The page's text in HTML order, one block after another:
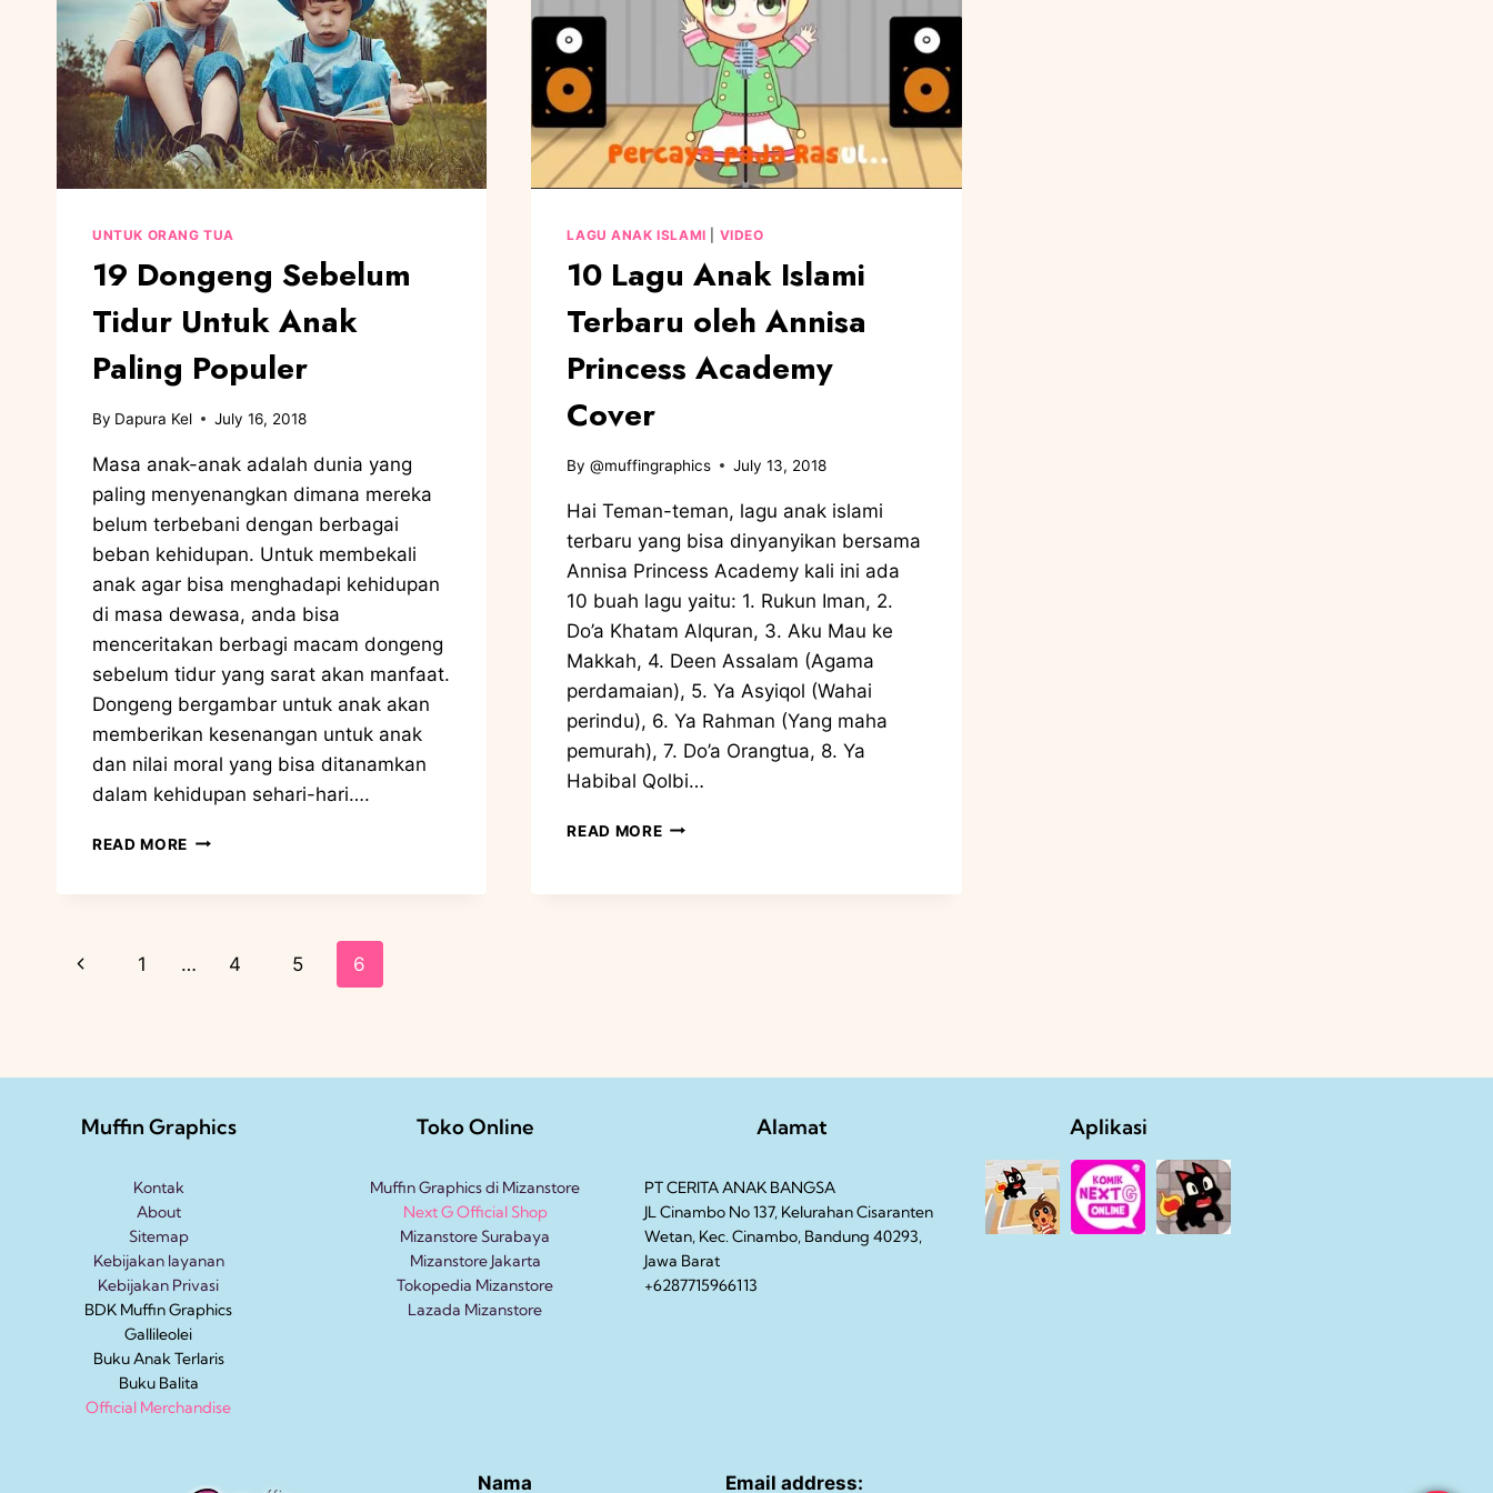
UNTUK ORANG TUA
19 Dongeng Sebelum
Tidur Untuk Anak
Paling Populer
By Dapura Kel July 16, 2018
Masa anak-anak adalah dunia yang
paling menyenangkan dimana mereka
belum terbebani dengan berbagai
beban kehidupan. Untuk membekali
anak agar bisa menghadapi kehidupan
di masa dewasa, anda bisa
menceritakan berbagi macam dongeng
sebelum tidur yang sarat akan manfaat.
Dongeng bergambar untuk anak akan
memberikan kesenangan untuk anak
dan nilai moral yang bisa ditanamkan
dalam kehidupan sehari-hari….
READ MORE
LAGU ANAK ISLAMI VIDEO
10 Lagu Anak Islami
Terbaru oleh Annisa
Princess Academy
Cover
By @muffingraphics July 13, 2018
Hai Teman-teman, lagu anak islami
terbaru yang bisa dinyanyikan bersama
Annisa Princess Academy kali ini ada
10 buah lagu yaitu: 1. Rukun Iman, 2.
Do’a Khatam Alquran, 3. Aku Mau ke
Makkah, 4. Deen Assalam (Agama
perdamaian), 5. Ya Asyiqol (Wahai
perindu), 6. Ya Rahman (Yang maha
pemurah), 7. Do’a Orangtua, 8. Ya
Habibal Qolbi…
READ MORE
1 … 4 5 6
Muffin Graphics
Kontak
About
Sitemap
Kebijakan layanan
Kebijakan Privasi
BDK Muffin Graphics
Gallileolei
Buku Anak Terlaris
Buku Balita
Official Merchandise
Toko Online
Muffin Graphics di Mizanstore
Next G Official Shop
Mizanstore Surabaya
Mizanstore Jakarta
Tokopedia Mizanstore
Lazada Mizanstore
Alamat
PT CERITA ANAK BANGSA
JL Cinambo No 137, Kelurahan Cisaranten
Wetan, Kec. Cinambo, Bandung 40293,
Jawa Barat
+6287715966113
Aplikasi
Nama Email address: